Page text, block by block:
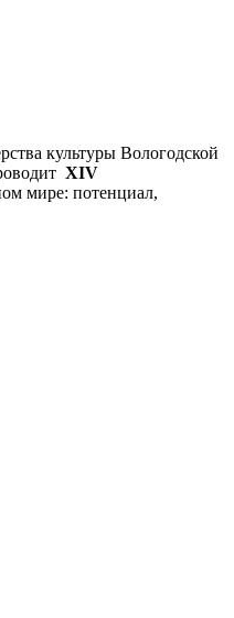
культуры Вологодской
XIV
мире: потенциал,